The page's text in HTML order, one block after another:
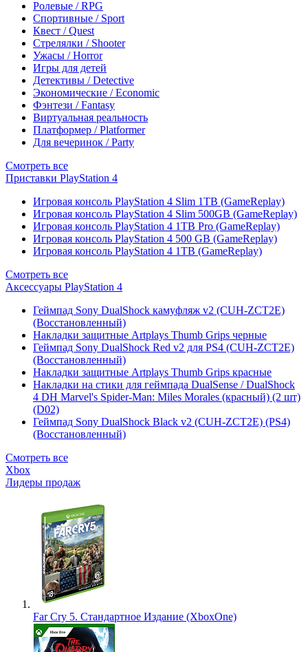
Ролевые / RPG
Спортивные / Sport
Квест / Quest
Стрелялки / Shooter
Ужасы / Horror
Игры для детей
Детективы / Detective
Экономические / Economic
Фэнтези / Fantasy
Виртуальная реальность
Платформер / Platformer
Для вечеринок / Party
Смотреть все
Приставки PlayStation 4
Игровая консоль PlayStation 4 Slim 1TB (GameReplay)
Игровая консоль PlayStation 4 Slim 500GB (GameReplay)
Игровая консоль PlayStation 4 1TB Pro (GameReplay)
Игровая консоль PlayStation 4 500 GB (GameReplay)
Игровая консоль PlayStation 4 1TB (GameReplay)
Смотреть все
Аксессуары PlayStation 4
Геймпад Sony DualShock камуфляж v2 (CUH-ZCT2E)
(Восстановленный)
Накладки защитные Artplays Thumb Grips черные
Геймпад Sony DualShock Red v2 для PS4 (CUH-ZCT2E)
(Восстановленный)
Накладки защитные Artplays Thumb Grips красные
Накладки на стики для геймпада DualSense / DualShock
4 DH Marvel's Spider-Man: Miles Morales (красный) (2 шт)
(D02)
Геймпад Sony DualShock Black v2 (CUH-ZCT2E) (PS4)
(Восстановленный)
Смотреть все
Xbox
Лидеры продаж
Far Cry 5. Стандартное Издание (XboxOne)